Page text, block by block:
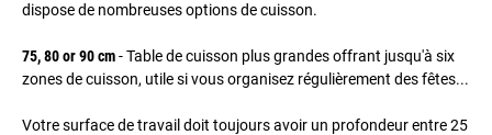
dispose de nombreuses options de cuisson.
75, 80 or 90 cm- Table de cuisson plus grandes offrant jusqu'à six
zones de cuisson, utile si vous organisez régulièrement des fêtes...
Votre surface de travail doit toujours avoir un profondeur entre 25